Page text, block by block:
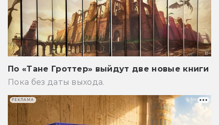
По «Тане Гроттер» выйдут две новые книги
Пока без даты выхода.
РЕКЛАМА